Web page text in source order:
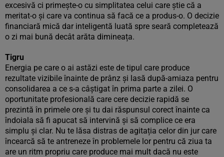
excesivă ci primește-o cu simplitatea celui care știe că a
meritat-o și care va continua să facă ce a produs-o. O decizie
financiară mică dar inteligentă luată spre seară completează
o zi mai bună decât arăta dimineața.
Tigru
Energia pe care o ai astăzi este de tipul care produce
rezultate vizibile înainte de prânz și lasă după-amiaza pentru
consolidarea a ce s-a câștigat în prima parte a zilei. O
oportunitate profesională care cere decizie rapidă se
prezintă în primele ore și tu dai răspunsul corect înainte ca
îndoiala să fi apucat să intervină și să complice ce era
simplu și clar. Nu te lăsa distras de agitația celor din jur care
încearcă să te antreneze în problemele lor pentru că ziua ta
are un ritm propriu care produce mai mult dacă nu este